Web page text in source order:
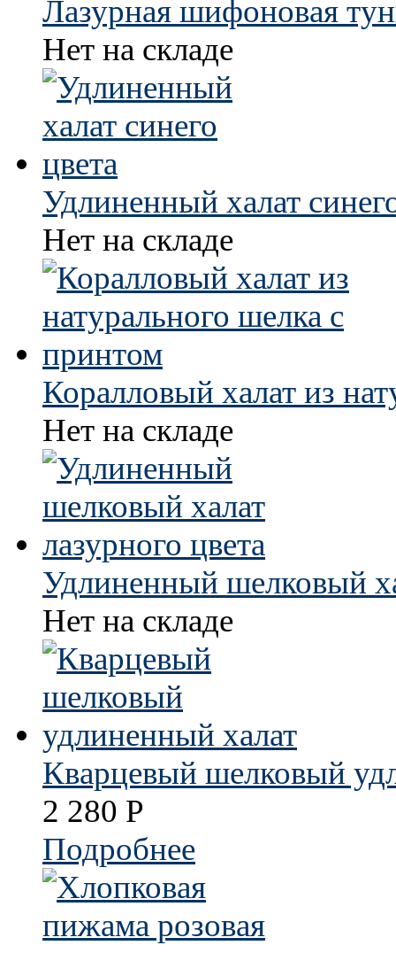
Лазурная шифоновая
Нет на складе
Удлиненный халат
Нет на складе
Коралловый халат из
Нет на складе
Удлиненный шелковый
Нет на складе
Кварцевый шелковый
2 280 Р
Подробнее